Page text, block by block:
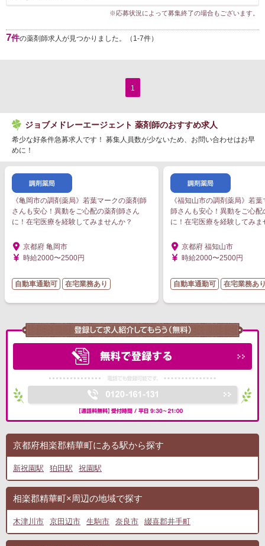
※応募状況によって募集終了の場合もございます。
7件の薬剤師求人が見つかりました。（1-7件）
1
ジョブメドレーエージェント 薬剤師のおすすめ求人
希少な好条件急募求人です！ 募集人員数が少ないため、お問い合わせはお早
めに！
《亀岡市の調剤薬局》若葉マークの薬剤師
さんも安心！異動をご心配の薬剤師さん
に！在宅医療を経験してみませんか？
京都府 亀岡市
時給2000〜2500円
自動車通勤可 在宅業務あり
《福知山市の調剤薬局》若
師さんも安心！異動をご心配
に！在宅医療を経験してみま
京都府 福知山市
時給2000〜2500円
自動車通勤可 在宅業務あ
京都府相楽郡精華町にある駅から探す
新祝園駅 狛田駅 祝園駅
相楽郡精華町×周辺の地域で探す
木津川市 京田辺市 生駒市 奈良市 綴喜郡井手町